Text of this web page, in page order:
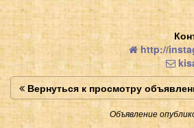
http://
Вернуться к просмотру
Объявление